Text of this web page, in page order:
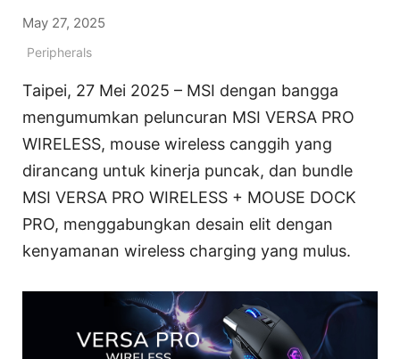
May 27, 2025
Peripherals
Taipei, 27 Mei 2025 – MSI dengan bangga
mengumumkan peluncuran MSI VERSA PRO
WIRELESS, mouse wireless canggih yang
dirancang untuk kinerja puncak, dan bundle
MSI VERSA PRO WIRELESS + MOUSE DOCK
PRO, menggabungkan desain elit dengan
kenyamanan wireless charging yang mulus.